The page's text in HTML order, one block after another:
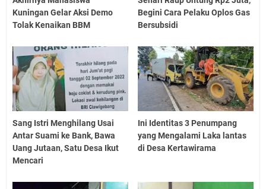
Kuningan Gelar Aksi Demo
Tolak Kenaikan BBM
Begini Cara Pelaku Oplos Gas
Bersubsidi
Sang Istri Menghilang Usai
Antar Suami ke Bank, Bawa
Uang Jutaan, Satu Desa Ikut
Mencari
Ini Identitas 3 Penumpang
yang Mengalami Laka lantas
di Desa Kertawirama